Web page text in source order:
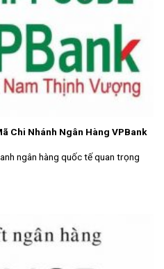
Chi Nhánh Ngân Hàng VPBank
ngân hàng quốc tế quan trọng